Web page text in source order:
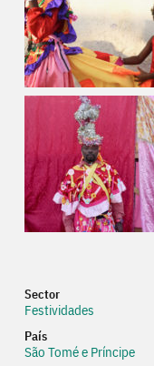
Sector
Festividades
País
São Tomé e Príncipe